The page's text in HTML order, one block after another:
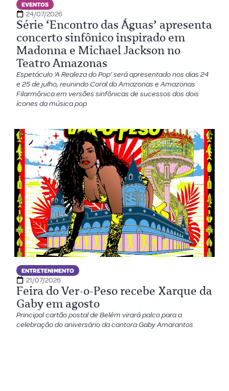
EVENTOS
24/07/2026
Série ‘Encontro das Águas’ apresenta
concerto sinfônico inspirado em
Madonna e Michael Jackson no
Teatro Amazonas
Espetáculo ‘A Realeza do Pop’ será apresentado nos dias 24
e 25 de julho, reunindo Coral do Amazonas e Amazonas
Filarmônica em versões sinfônicas de sucessos dos dois
ícones da música pop
ENTRETENIMENTO
21/07/2026
Feira do Ver-o-Peso recebe Xarque da
Gaby em agosto
Principal cartão postal de Belém virará palco para a
celebração do aniversário da cantora Gaby Amarantos